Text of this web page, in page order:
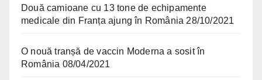
Două camioane cu 13 tone de echipamente
medicale din Franța ajung în România 28/10/2021
O nouă tranșă de vaccin Moderna a sosit în
România 08/04/2021